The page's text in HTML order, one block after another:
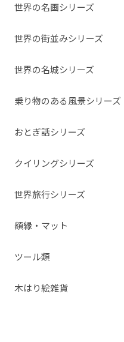
世界の名画シリーズ
世界の街並みシリーズ
世界の名城シリーズ
乗り物のある風景シリーズ
おとぎ話シリーズ
クイリングシリーズ
世界旅行シリーズ
額縁・マット
ツール類
木はり絵雑貨